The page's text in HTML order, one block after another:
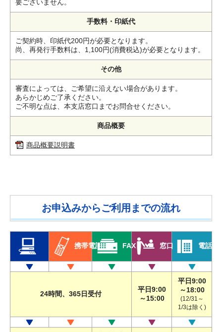
要ございません。
手数料・印紙代
ご契約時、印紙代200円が必要となります。
尚、再発行手数料は、1,100円(消費税込)が必要となります。
その他
審査によっては、ご希望に沿えない場合があります。
あらかじめご了承ください。
ご不明な点は、本支店窓口までお問合せください。
商品概要
商品概要説明書
お申込みからご利用までの流れ
携帯電話 FAX 窓口 電話
24時間、365日受付
平日9:00
～15:00
平日9:00
～18:00
(12/31～
1/3は除く)